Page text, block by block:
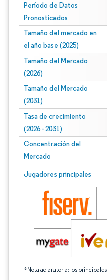
Período de Datos
Pronosticados
Tamaño del mercado en
el año base (2025)
Tamaño del Mercado
(2026)
Tamaño del Mercado
(2031)
Tasa de crecimiento
(2026 - 2031)
Concentración del
Mercado
Jugadores principales
*Nota aclaratoria: los
Imagen © Mordor Intelligence.